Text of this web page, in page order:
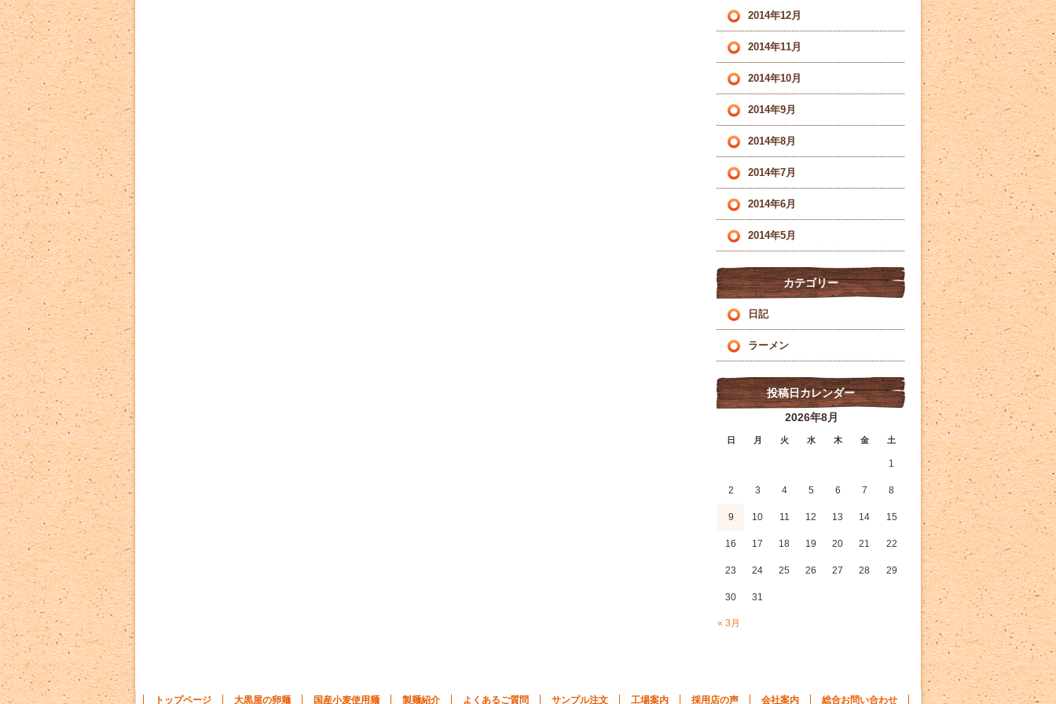
2014年12月
2014年11月
2014年10月
2014年9月
2014年8月
2014年7月
2014年6月
2014年5月
カテゴリー
日記
ラーメン
投稿日カレンダー
2026年8月
日 月 火 水 木 金 土
« 3月
1
2 3 4 5 6 7 8
9 10 11 12 13 14 15
16 17 18 19 20 21 22
23 24 25 26 27 28 29
30 31
トップページ 大黒屋の卵麺 国産小麦使用麺 製麺紹介 よくあるご質問 サンプル注文 工場案内 採用店の声 会社案内 総合お問い合わせ